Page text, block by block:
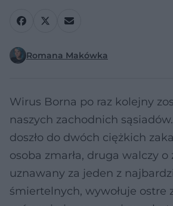
Romana Makówka
Wirus Borna po raz kolejny
naszych zachodnich
doszło do dwóch ciężkich
osoba zmarła, druga walczy o
uznawany za jeden z
śmiertelnych, wywołuje ostre